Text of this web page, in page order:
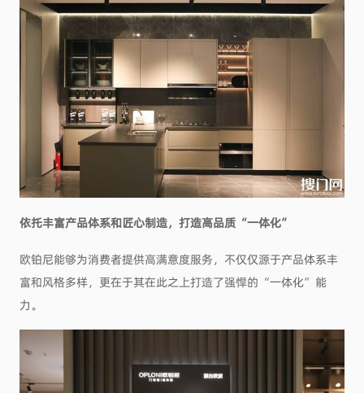
依托丰富产品体系和匠心制造，打造高品质“一体化”
欧铂尼能够为消费者提供高满意度服务，不仅仅源于产品体系丰
富和风格多样，更在于其在此之上打造了强悍的“一体化”能
力。